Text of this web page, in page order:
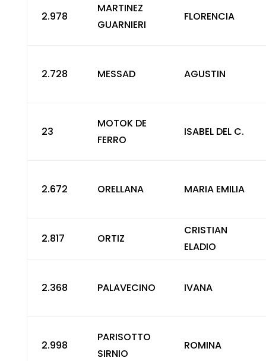
2.978
MARTINEZ
GUARNIERI
FLORENCIA
2.728 MESSAD AGUSTIN
23
MOTOK DE
FERRO
ISABEL DEL C.
2.672 ORELLANA MARIA EMILIA
2.817 ORTIZ
CRISTIAN
ELADIO
2.368 PALAVECINO IVANA
2.998
PARISOTTO
SIRNIO
ROMINA